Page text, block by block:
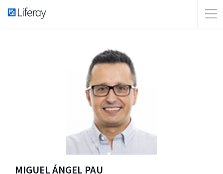
MIGUEL ÁNGEL PAU